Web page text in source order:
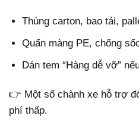
Thùng carton, bao tải,
Quấn màng PE, chống
Dán tem “Hàng dễ vỡ”
👉 Một số chành xe hỗ trợ
phí thấp.